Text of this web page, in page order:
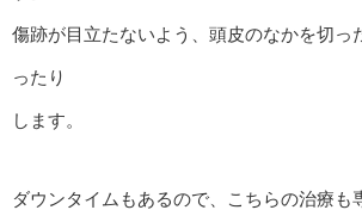
傷跡が目立たないよう、頭皮のなかを切っ
ったり
します。
ダウンタイムもあるので、こちらの治療も